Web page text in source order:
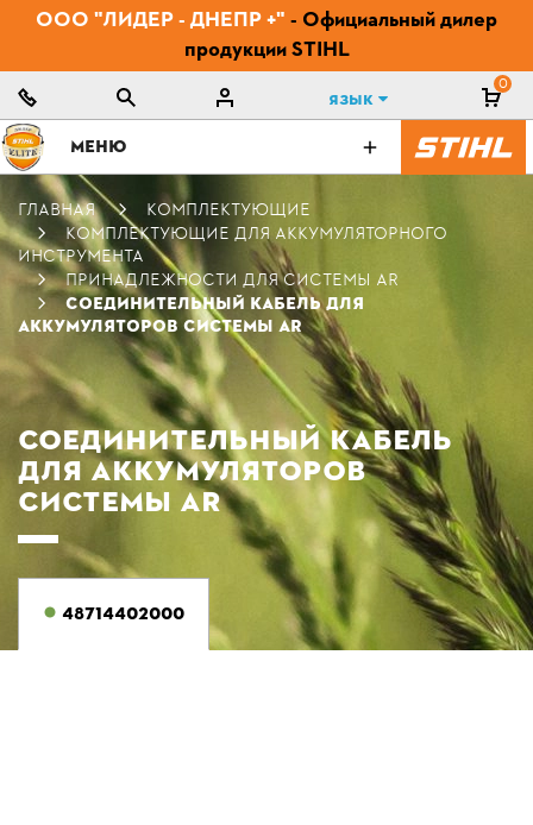
ООО "ЛИДЕР - ДНЕПР +" - Официальный дилер
продукции STIHL
Язык
0
МЕНЮ
ГЛАВНАЯ
КОМПЛЕКТУЮЩИЕ
КОМПЛЕКТУЮЩИЕ ДЛЯ АККУМУЛЯТОРНОГО
ИНСТРУМЕНТА
ПРИНАДЛЕЖНОСТИ ДЛЯ СИСТЕМЫ AR
СОЕДИНИТЕЛЬНЫЙ КАБЕЛЬ ДЛЯ
АККУМУЛЯТОРОВ СИСТЕМЫ AR
СОЕДИНИТЕЛЬНЫЙ КАБЕЛЬ
ДЛЯ АККУМУЛЯТОРОВ
СИСТЕМЫ AR
48714402000